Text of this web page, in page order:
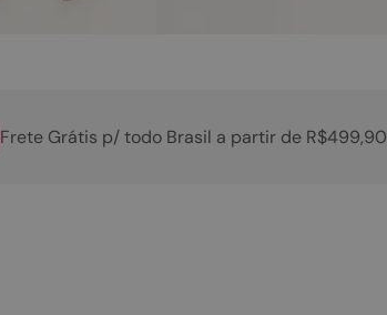
Frete Grátis p/ todo Brasil a partir de R$499,90